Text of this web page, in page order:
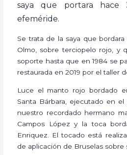
saya que portara hace
efeméride.
Se trata de la saya que bordara
Olmo, sobre terciopelo rojo, y
soporte hasta que en 1984 se
restaurada en 2019 por el taller
Luce el manto rojo bordado
Santa Bárbara, ejecutado en
nuestro recordado hermano
Campos López y la toca
Enriquez. El tocado está
de aplicación de Bruselas sobre